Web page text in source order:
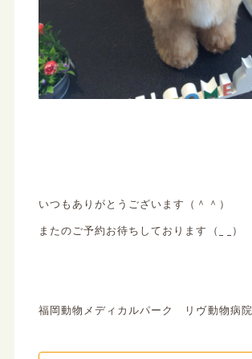
いつもありがとうございます（＾＾）
またのご予約お待ちしております（_ _）
福岡動物メディカルパーク リヴ動物病院